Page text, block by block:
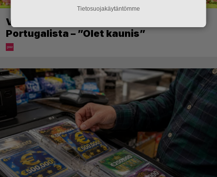
Vappu Pimiä julkaisi lomakuvia
Portugalista – ”Olet kaunis”
Tietosuojakäytäntömme